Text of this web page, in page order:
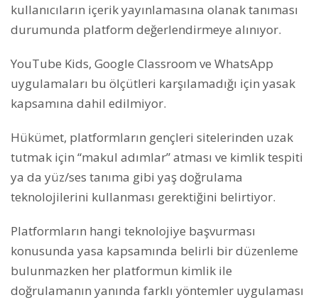
kullanıcıların içerik yayınlamasına olanak tanıması
durumunda platform değerlendirmeye alınıyor.
YouTube Kids, Google Classroom ve WhatsApp
uygulamaları bu ölçütleri karşılamadığı için yasak
kapsamına dahil edilmiyor.
Hükümet, platformların gençleri sitelerinden uzak
tutmak için “makul adımlar” atması ve kimlik tespiti
ya da yüz/ses tanıma gibi yaş doğrulama
teknolojilerini kullanması gerektiğini belirtiyor.
Platformların hangi teknolojiye başvurması
konusunda yasa kapsamında belirli bir düzenleme
bulunmazken her platformun kimlik ile
doğrulamanın yanında farklı yöntemler uygulaması